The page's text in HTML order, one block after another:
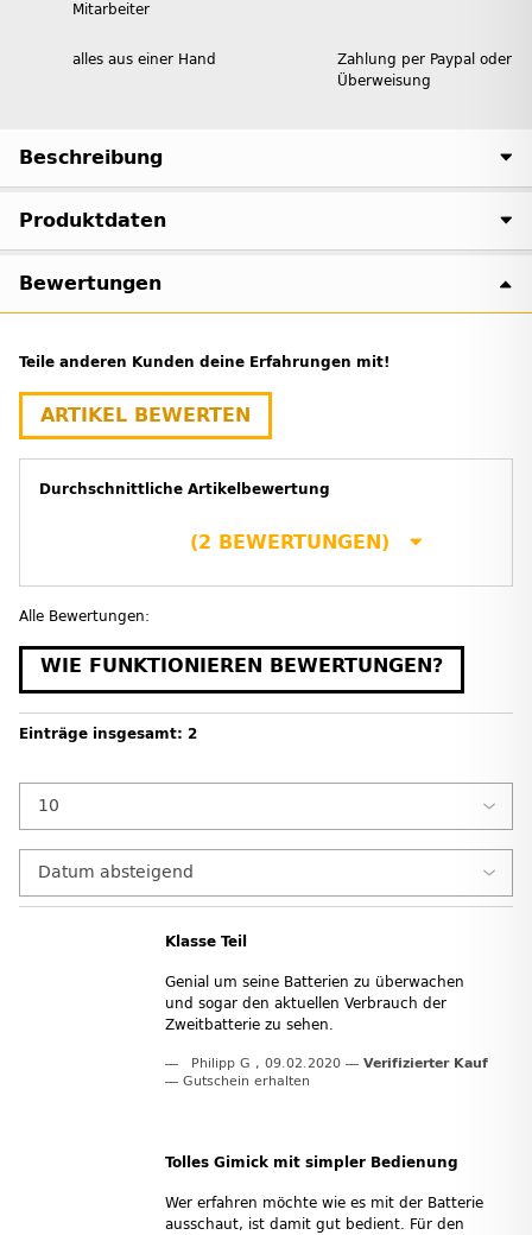
Mitarbeiter
alles aus einer Hand
Zahlung per Paypal oder
Überweisung
Beschreibung
Produktdaten
Bewertungen
Durchschnittliche Artikelbewertung
(2 BEWERTUNGEN)
Teile anderen Kunden deine Erfahrungen mit!
ARTIKEL BEWERTEN
Alle Bewertungen:
WIE FUNKTIONIEREN BEWERTUNGEN?
Einträge insgesamt: 2
Klasse Teil
Genial um seine Batterien zu überwachen
und sogar den aktuellen Verbrauch der
Zweitbatterie zu sehen.
Philipp G , 09.02.2020
Verifizierter Kauf
Gutschein erhalten
Tolles Gimick mit simpler Bedienung
Wer erfahren möchte wie es mit der Batterie
ausschaut, ist damit gut bedient. Für den